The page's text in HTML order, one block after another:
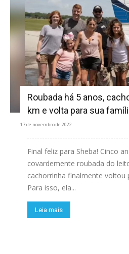
Roubada há 5 anos,
km e volta para sua
17 de novembro de 2022
Final feliz para Sheba! Cinco
covardemente roubada do
cachorrinha finalmente voltou
Para isso, ela...
Leia mais